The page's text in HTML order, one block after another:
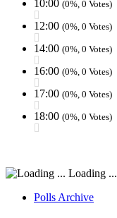
10:00 (0%, 0 Votes)
12:00 (0%, 0 Votes)
14:00 (0%, 0 Votes)
16:00 (0%, 0 Votes)
17:00 (0%, 0 Votes)
18:00 (0%, 0 Votes)
Loading ...
Polls Archive